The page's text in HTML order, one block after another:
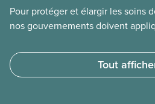
Pour protéger et élargir les soins
nos gouvernements doivent
à des services privés à but lucratif.
soins doit dépendre des besoins
Tout